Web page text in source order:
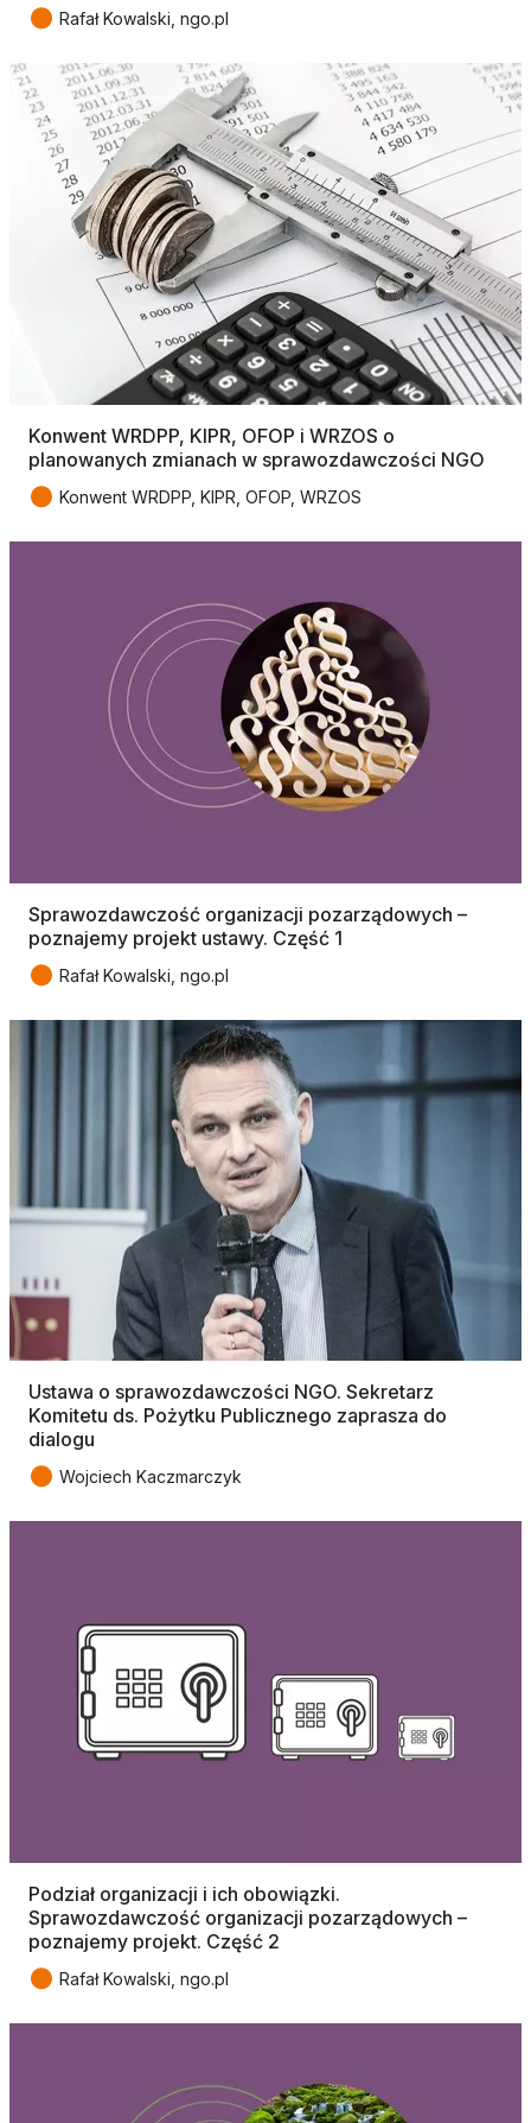
● Rafał Kowalski, ngo.pl
Konwent WRDPP, KIPR, OFOP i WRZOS o
planowanych zmianach w sprawozdawczości NGO
● Konwent WRDPP, KIPR, OFOP, WRZOS
Sprawozdawczość organizacji pozarządowych –
poznajemy projekt ustawy. Część 1
● Rafał Kowalski, ngo.pl
Ustawa o sprawozdawczości NGO. Sekretarz
Komitetu ds. Pożytku Publicznego zaprasza do
dialogu
● Wojciech Kaczmarczyk
Podział organizacji i ich obowiązki.
Sprawozdawczość organizacji pozarządowych –
poznajemy projekt. Część 2
● Rafał Kowalski, ngo.pl